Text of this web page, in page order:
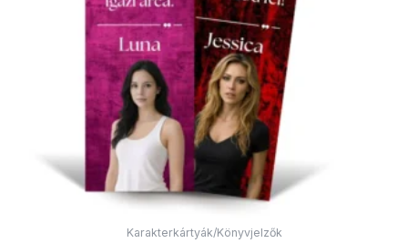
Karakterkártyák/Könyvjelzők